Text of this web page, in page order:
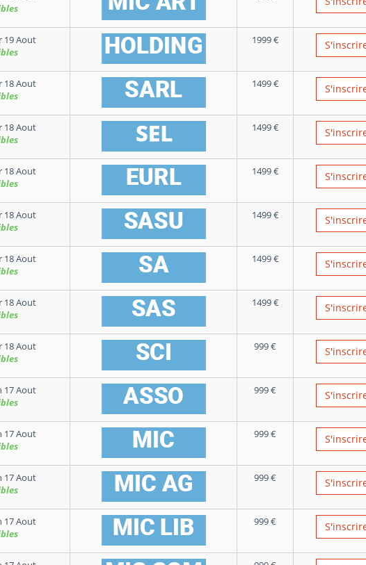
19 Aout
1999€
18 Aout
1499€
18 Aout
1499€
18 Aout
1499€
18 Aout
1499€
18 Aout
1499€
18 Aout
1499€
18 Aout
999€
17 Aout
999€
17 Aout
999€
17 Aout
999€
17 Aout
999€